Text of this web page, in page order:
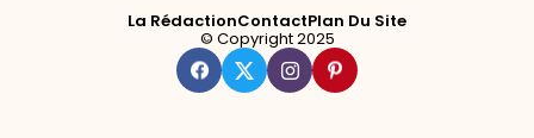
La RédactionContactPlan Du Site
© Copyright 2025